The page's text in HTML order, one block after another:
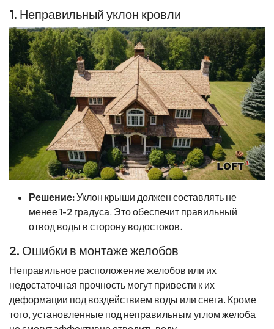
1. Неправильный уклон кровли
Решение:Уклон крыши должен составлять не
менее 1-2 градуса. Это обеспечит правильный
отвод воды в сторону водостоков.
2. Ошибки в монтаже желобов
Неправильное расположение желобов или их
недостаточная прочность могут привести к их
деформации под воздействием воды или снега. Кроме
того, установленные под неправильным углом желоба